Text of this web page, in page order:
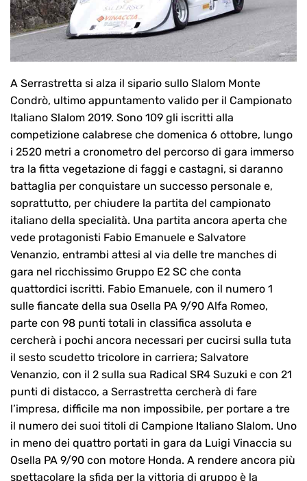
A Serrastretta si alza il sipario sullo Slalom Monte
Condrò, ultimo appuntamento valido per il Campionato
Italiano Slalom 2019. Sono 109 gli iscritti alla
competizione calabrese che domenica 6 ottobre, lungo
i 2520 metri a cronometro del percorso di gara immerso
tra la fitta vegetazione di faggi e castagni, si daranno
battaglia per conquistare un successo personale e,
soprattutto, per chiudere la partita del campionato
italiano della specialità. Una partita ancora aperta che
vede protagonisti Fabio Emanuele e Salvatore
Venanzio, entrambi attesi al via delle tre manches di
gara nel ricchissimo Gruppo E2 SC che conta
quattordici iscritti. Fabio Emanuele, con il numero 1
sulle fiancate della sua Osella PA 9/90 Alfa Romeo,
parte con 98 punti totali in classifica assoluta e
cercherà i pochi ancora necessari per cucirsi sulla tuta
il sesto scudetto tricolore in carriera; Salvatore
Venanzio, con il 2 sulla sua Radical SR4 Suzuki e con 21
punti di distacco, a Serrastretta cercherà di fare
l’impresa, difficile ma non impossibile, per portare a tre
il numero dei suoi titoli di Campione Italiano Slalom. Uno
in meno dei quattro portati in gara da Luigi Vinaccia su
Osella PA 9/90 con motore Honda. A rendere ancora più
spettacolare la sfida per la vittoria di gruppo è la